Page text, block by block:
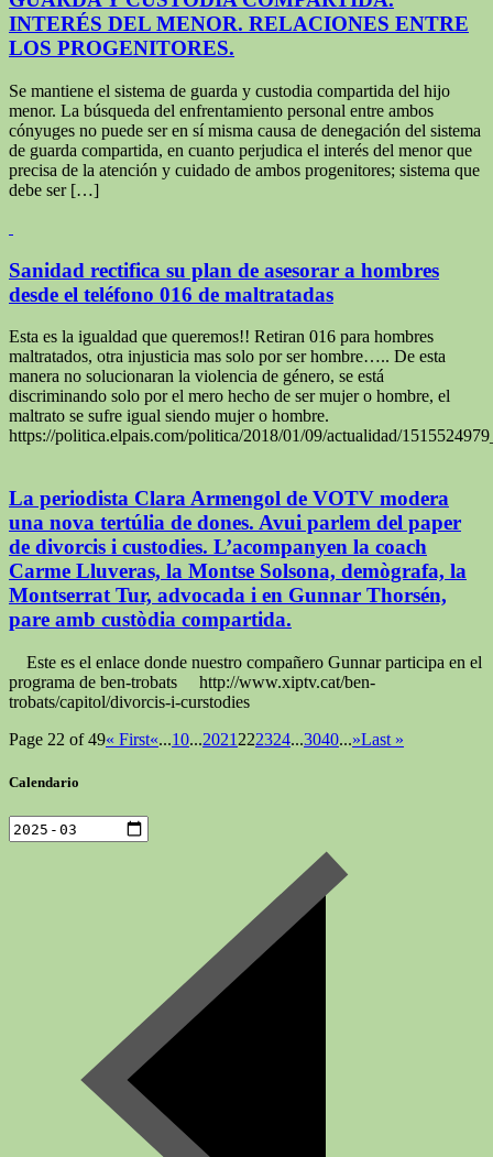
INTERÉS DEL MENOR. RELACIONES ENTRE
LOS PROGENITORES.
Se mantiene el sistema de guarda y custodia compartida del hijo
menor. La búsqueda del enfrentamiento personal entre ambos
cónyuges no puede ser en sí misma causa de denegación del sistema
de guarda compartida, en cuanto perjudica el interés del menor que
precisa de la atención y cuidado de ambos progenitores; sistema que
debe ser […]
Sanidad rectifica su plan de asesorar a hombres
desde el teléfono 016 de maltratadas
Esta es la igualdad que queremos!! Retiran 016 para hombres
maltratados, otra injusticia mas solo por ser hombre….. De esta
manera no solucionaran la violencia de género, se está
discriminando solo por el mero hecho de ser mujer o hombre, el
maltrato se sufre igual siendo mujer o hombre.
https://politica.elpais.com/politica/2018/01/09/actualidad/
La periodista Clara Armengol de VOTV modera
una nova tertúlia de dones. Avui parlem del paper
de divorcis i custodies. L’acompanyen la coach
Carme Lluveras, la Montse Solsona, demògrafa, la
Montserrat Tur, advocada i en Gunnar Thorsén,
pare amb custòdia compartida.
Este es el enlace donde nuestro compañero Gunnar participa en el
programa de ben-trobats http://www.xiptv.cat/ben-
trobats/capitol/divorcis-i-curstodies
Page 22 of 49« First«...10...2021 222324...3040...»Last »
Calendario